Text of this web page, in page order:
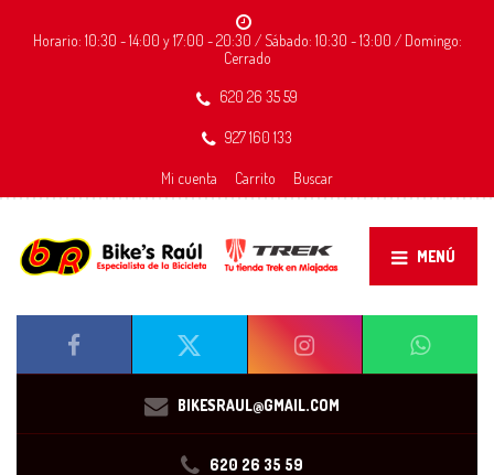
Horario: 10:30 - 14:00 y 17:00 - 20:30 / Sábado: 10:30 - 13:00 / Domingo:
Cerrado
620 26 35 59
927 160 133
Mi cuenta Carrito Buscar
MENÚ
BIKESRAUL@GMAIL.COM
620 26 35 59